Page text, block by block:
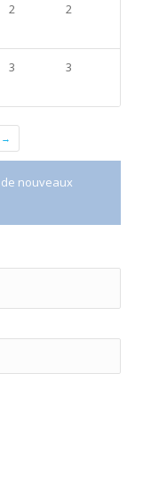
2 2
3 3
→
nouveaux